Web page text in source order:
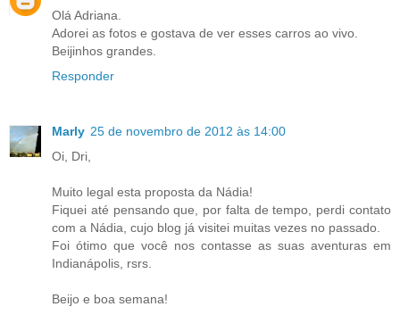
Olá Adriana.
Adorei as fotos e gostava de ver esses carros ao vivo.
Beijinhos grandes.
Responder
Marly 25 de novembro de 2012 às 14:00
Oi, Dri,
Muito legal esta proposta da Nádia!
Fiquei até pensando que, por falta de tempo, perdi contato
com a Nádia, cujo blog já visitei muitas vezes no passado.
Foi ótimo que você nos contasse as suas aventuras em
Indianápolis, rsrs.
Beijo e boa semana!